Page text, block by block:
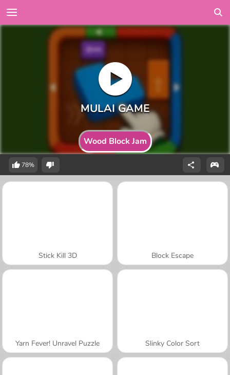
Wood Block Jam
78%
Stick Kill 3D Block Escape
Yarn Fever! Unravel Puzzle Slinky Color Sort